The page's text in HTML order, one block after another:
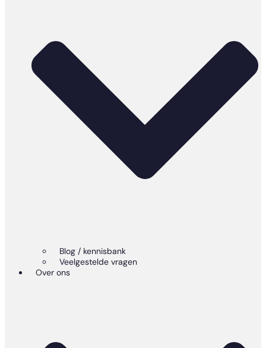
Blog / kennisbank
Veelgestelde vragen
Over ons